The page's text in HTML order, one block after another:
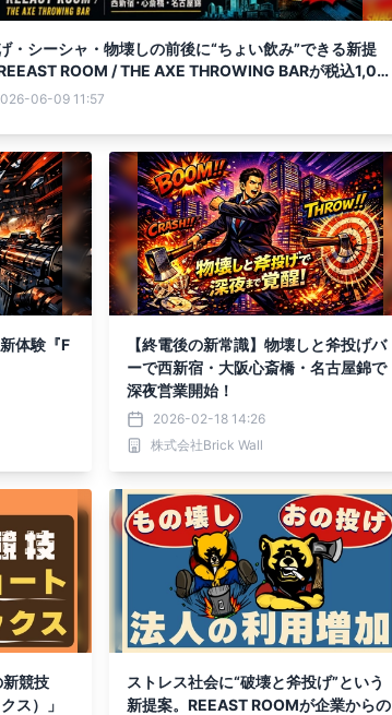
・シーシャ・物壊しの前後に“ちょい飲み”できる新提
ROOM / THE AXE THROWING BARが税込1,00
「せんべろ」企画を6月15日より試験開始
06-09 11:57
体験『F
【終電後の新常識】物壊しと斧投げバ
ーで西新宿・大阪心斎橋・名古屋錦で
深夜営業開始！
2026-02-18 14:26
株式会社Brick Wall
競技
ス）」
ストレス社会に“破壊と斧投げ”という
新提案。REEAST ROOMが企業からの